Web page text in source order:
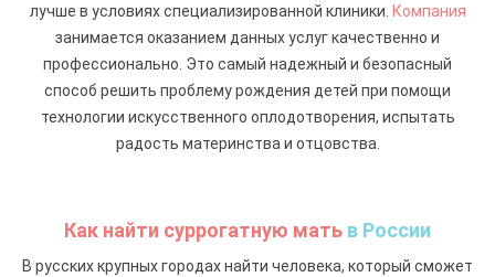
лучше в условиях специализированной клиники. Компания
занимается оказанием данных услуг качественно и
профессионально. Это самый надежный и безопасный
способ решить проблему рождения детей при помощи
технологии искусственного оплодотворения, испытать
радость материнства и отцовства.
Как найти суррогатную мать в России
В русских крупных городах найти человека, который сможет